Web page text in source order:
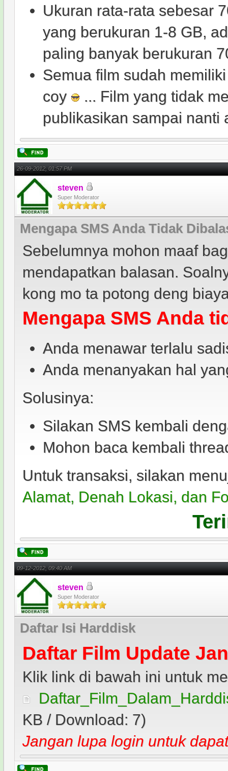
Ukuran rata-rata sebesar
yang berukuran 1-8 GB,
paling banyak berukuran
Semua film sudah
coy
... Film yang tidak
publikasikan sampai nanti
26-09-2012, 01:57 PM
steven
Super Moderator
Mengapa SMS Anda Tidak
Sebelumnya mohon maaf
mendapatkan balasan.
kong mo ta potong deng
Mengapa SMS Anda
Anda menawar terlalu
Anda menanyakan hal
Solusinya:
Silakan SMS kembali
Mohon baca kembali
Untuk transaksi, silakan
Alamat, Denah Lokasi, dan
09-12-2012, 09:40 AM
steven
Super Moderator
Daftar Isi Harddisk
Daftar Film Update
Klik link di bawah ini untuk
KB / Download: 7)
Jangan lupa login untuk